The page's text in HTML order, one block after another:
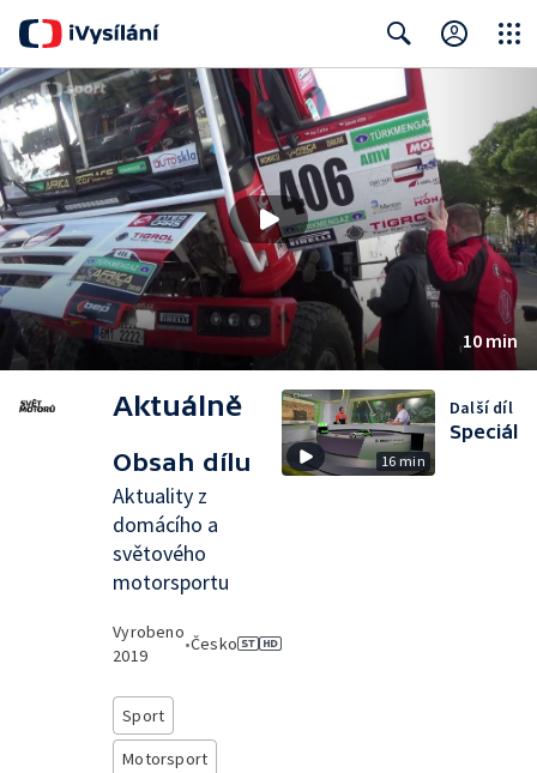
Search
10 min
Aktuálně
Obsah dílu
Aktuality z
domácího a
světového
motorsportu
Vyrobeno
2019
•Česko
Sport
Motorsport
16 min
Další díl
Speciál